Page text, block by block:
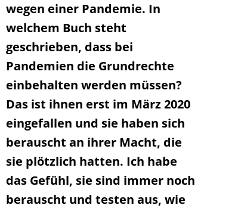
wegen einer Pandemie. In
welchem Buch steht
geschrieben, dass bei
Pandemien die Grundrechte
einbehalten werden müssen?
Das ist ihnen erst im März 2020
eingefallen und sie haben sich
berauscht an ihrer Macht, die
sie plötzlich hatten. Ich habe
das Gefühl, sie sind immer noch
berauscht und testen aus, wie